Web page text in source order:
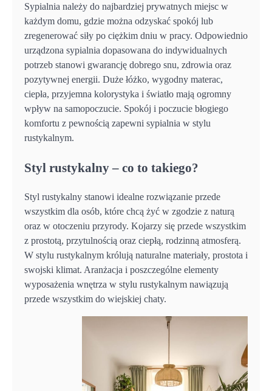
Sypialnia należy do najbardziej prywatnych miejsc w
każdym domu, gdzie można odzyskać spokój lub
zregenerować siły po ciężkim dniu w pracy. Odpowiednio
urządzona sypialnia dopasowana do indywidualnych
potrzeb stanowi gwarancję dobrego snu, zdrowia oraz
pozytywnej energii. Duże łóżko, wygodny materac,
ciepła, przyjemna kolorystyka i światło mają ogromny
wpływ na samopoczucie. Spokój i poczucie błogiego
komfortu z pewnością zapewni sypialnia w stylu
rustykalnym.
Styl rustykalny – co to takiego?
Styl rustykalny stanowi idealne rozwiązanie przede
wszystkim dla osób, które chcą żyć w zgodzie z naturą
oraz w otoczeniu przyrody. Kojarzy się przede wszystkim
z prostotą, przytulnością oraz ciepłą, rodzinną atmosferą.
W stylu rustykalnym królują naturalne materiały, prostota i
swojski klimat. Aranżacja i poszczególne elementy
wyposażenia wnętrza w stylu rustykalnym nawiązują
przede wszystkim do wiejskiej chaty.